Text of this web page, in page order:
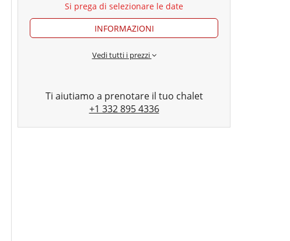
Si prega di selezionare le date
INFORMAZIONI
Vedi tutti i prezzi
Ti aiutiamo a prenotare il tuo chalet
+1 332 895 4336